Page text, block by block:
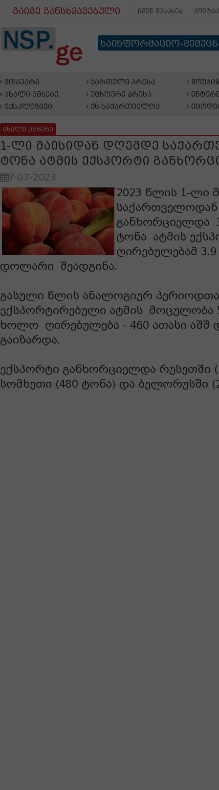
გაიგე განსხვავებული ჩვენ შესახებ
საინფორმაციო-
მთავარი
ახალი ამბები
ექსკლუზივი
ქართული პრესა
უცხოური პრესა
ეს საქართველოა
ახალი ამბები
1-ლი მაისიდან დღემდე
ტონა ატმის ექსპორტი
7-07-2023
2023 წლის 1-ლი
საქართველოდან
განხორციელდა
ტონა ატმის
ღირებულებამ
დოლარი შეადგინა.
გასული წლის ანალოგიურ
ექსპორტირებული ატმის მოცულობა
ხოლო ღირებულება - 460 ათასი აშშ
გაიზარდა.
ექსპორტი განხორციელდა რუსეთში
სომხეთი (480 ტონა) და ბელორუსში